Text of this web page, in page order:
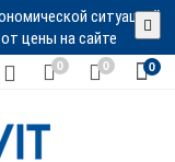
ситуацией
цены на сайте
0 0 0